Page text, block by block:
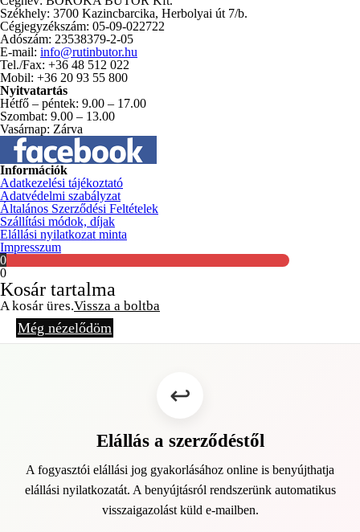
Székhely: 3700 Kazincbarcika, Herbolyai út 7/b.
Cégjegyzékszám: 05-09-022722
Adószám: 23538379-2-05
E-mail: info@rutinbutor.hu
Tel./Fax: +36 48 512 022
Mobil: +36 20 93 55 800
Nyitvatartás
Hétfő – péntek: 9.00 – 17.00
Szombat: 9.00 – 13.00
Vasárnap: Zárva
Információk
Adatkezelési tájékoztató
Adatvédelmi szabályzat
Általános Szerződési Feltételek
Szállítási módok, díjak
Elállási nyilatkozat minta
Impresszum
0
0
Kosár tartalma
A kosár üres.Vissza a boltba
Még nézelődöm
Elállás a szerződéstől
A fogyasztói elállási jog gyakorlásához online is benyújthatja
elállási nyilatkozatát. A benyújtásról rendszerünk automatikus
visszaigazolást küld e-mailben.